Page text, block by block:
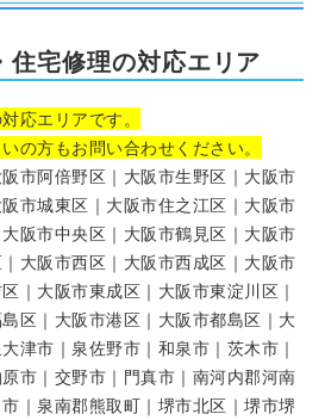
住宅修理の対応エリア
応エリアです。
の方もお問い合わせください。
市阿倍野区｜大阪市生野区｜大阪市
市城東区｜大阪市住之江区｜大阪市
阪市中央区｜大阪市鶴見区｜大阪市
大阪市西区｜大阪市西成区｜大阪市
｜大阪市東成区｜大阪市東淀川区｜
区｜大阪市港区｜大阪市都島区｜大
津市｜泉佐野市｜和泉市｜茨木市｜
市｜交野市｜門真市｜南河内郡河南
｜泉南郡熊取町｜堺市北区｜堺市堺